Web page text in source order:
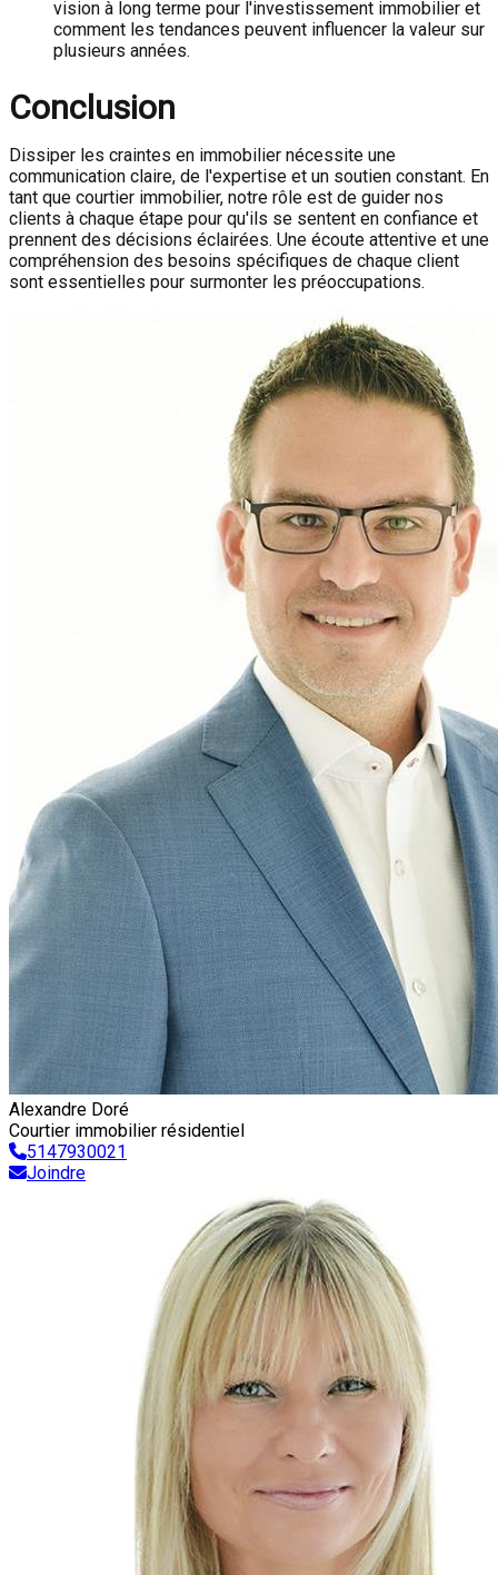
vision à long terme pour l'investissement immobilier et
comment les tendances peuvent influencer la valeur sur
plusieurs années.
Conclusion
Dissiper les craintes en immobilier nécessite une
communication claire, de l'expertise et un soutien constant. En
tant que courtier immobilier, notre rôle est de guider nos
clients à chaque étape pour qu'ils se sentent en confiance et
prennent des décisions éclairées. Une écoute attentive et une
compréhension des besoins spécifiques de chaque client
sont essentielles pour surmonter les préoccupations.
Alexandre Doré
Courtier immobilier résidentiel
5147930021
Joindre